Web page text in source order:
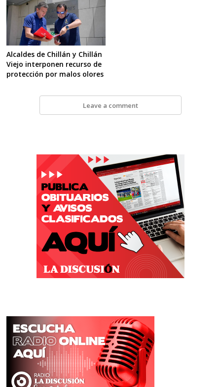
Alcaldes de Chillán y Chillán
Viejo interponen recurso de
protección por malos olores
Leave a comment